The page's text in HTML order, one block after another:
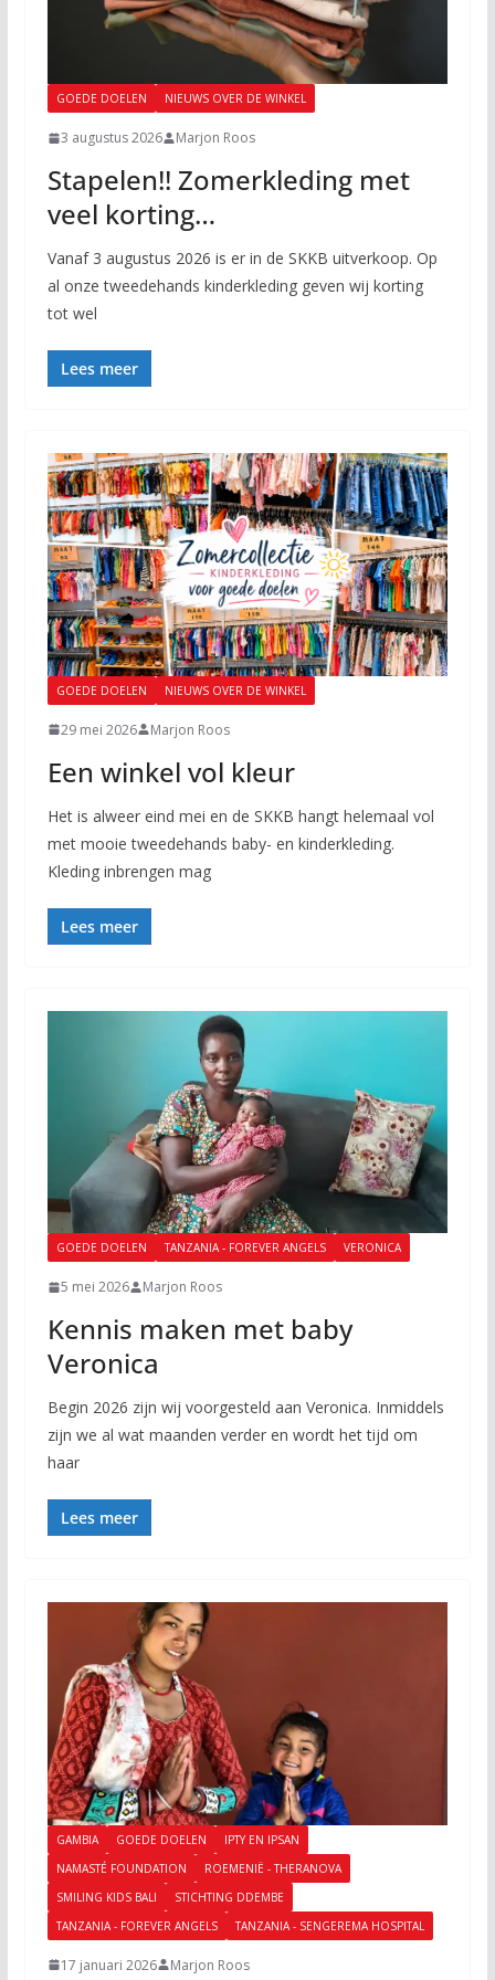
GOEDE DOELEN NIEUWS OVER DE WINKEL
3 augustus 2026 Marjon Roos
Stapelen!! Zomerkleding met
veel korting…
Vanaf 3 augustus 2026 is er in de SKKB uitverkoop. Op
al onze tweedehands kinderkleding geven wij korting
tot wel
Lees meer
GOEDE DOELEN NIEUWS OVER DE WINKEL
29 mei 2026 Marjon Roos
Een winkel vol kleur
Het is alweer eind mei en de SKKB hangt helemaal vol
met mooie tweedehands baby- en kinderkleding.
Kleding inbrengen mag
Lees meer
GOEDE DOELEN TANZANIA - FOREVER ANGELS VERONICA
5 mei 2026 Marjon Roos
Kennis maken met baby
Veronica
Begin 2026 zijn wij voorgesteld aan Veronica. Inmiddels
zijn we al wat maanden verder en wordt het tijd om
haar
Lees meer
GAMBIA GOEDE DOELEN
IPTY EN IPSAN
NAMASTÉ FOUNDATION
ROEMENIË - THERANOVA
SMILING KIDS BALI
STICHTING DDEMBE
TANZANIA - FOREVER ANGELS
TANZANIA - SENGEREMA HOSPITAL
17 januari 2026 Marjon Roos